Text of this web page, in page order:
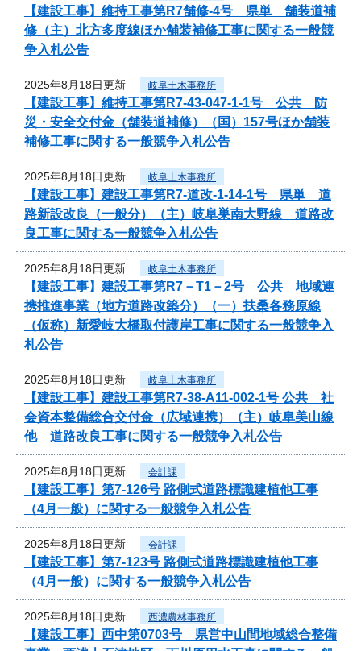
【建設工事】維持工事第R7舗修-4号 県単 舗装道補
修（主）北方多度線ほか舗装補修工事に関する一般競
争入札公告
2025年8月18日更新 岐阜土木事務所
【建設工事】維持工事第R7-43-047-1-1号 公共 防
災・安全交付金（舗装道補修）（国）157号ほか舗装
補修工事に関する一般競争入札公告
2025年8月18日更新 岐阜土木事務所
【建設工事】建設工事第R7-道改-1-14-1号 県単 道
路新設改良（一般分）（主）岐阜巣南大野線 道路改
良工事に関する一般競争入札公告
2025年8月18日更新 岐阜土木事務所
【建設工事】建設工事第R7－T1－2号 公共 地域連
携推進事業（地方道路改築分）（一）扶桑各務原線
（仮称）新愛岐大橋取付護岸工事に関する一般競争入
札公告
2025年8月18日更新 岐阜土木事務所
【建設工事】建設工事第R7-38-A11-002-1号 公共 社
会資本整備総合交付金（広域連携）（主）岐阜美山線
他 道路改良工事に関する一般競争入札公告
2025年8月18日更新 会計課
【建設工事】第7-126号 路側式道路標識建植他工事
（4月一般）に関する一般競争入札公告
2025年8月18日更新 会計課
【建設工事】第7-123号 路側式道路標識建植他工事
（4月一般）に関する一般競争入札公告
2025年8月18日更新 西濃農林事務所
【建設工事】西中第0703号 県営中山間地域総合整備